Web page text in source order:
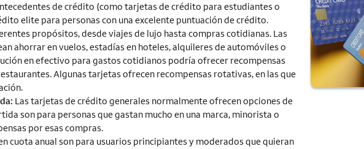
de crédito (como tarjetas de crédito para estudiantes o
elite para personas con una excelente puntuación de crédito.
propósitos, desde viajes de lujo hasta compras cotidianas. Las
ahorrar en vuelos, estadías en hoteles, alquileres de automóviles o
en efectivo para gastos cotidianos podría ofrecer recompensas
Algunas tarjetas ofrecen recompensas rotativas, en las que
Las tarjetas de crédito generales normalmente ofrecen opciones de
son para personas que gastan mucho en una marca, minorista o
por esas compras.
cuota anual son para usuarios principiantes y moderados que quieran